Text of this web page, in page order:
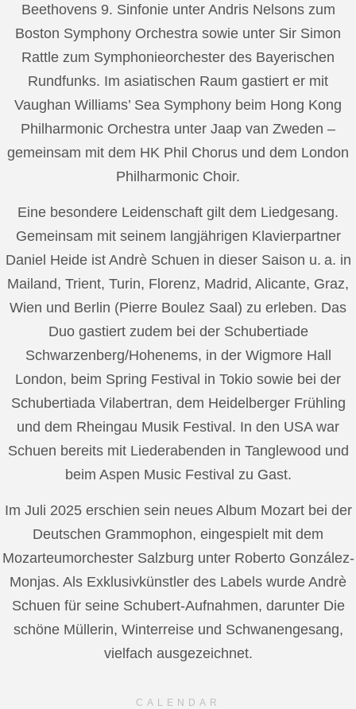
Beethovens 9. Sinfonie unter Andris Nelsons zum
Boston Symphony Orchestra sowie unter Sir Simon
Rattle zum Symphonieorchester des Bayerischen
Rundfunks. Im asiatischen Raum gastiert er mit
Vaughan Williams’ Sea Symphony beim Hong Kong
Philharmonic Orchestra unter Jaap van Zweden –
gemeinsam mit dem HK Phil Chorus und dem London
Philharmonic Choir.
Eine besondere Leidenschaft gilt dem Liedgesang.
Gemeinsam mit seinem langjährigen Klavierpartner
Daniel Heide ist Andrè Schuen in dieser Saison u. a. in
Mailand, Trient, Turin, Florenz, Madrid, Alicante, Graz,
Wien und Berlin (Pierre Boulez Saal) zu erleben. Das
Duo gastiert zudem bei der Schubertiade
Schwarzenberg/Hohenems, in der Wigmore Hall
London, beim Spring Festival in Tokio sowie bei der
Schubertiada Vilabertran, dem Heidelberger Frühling
und dem Rheingau Musik Festival. In den USA war
Schuen bereits mit Liederabenden in Tanglewood und
beim Aspen Music Festival zu Gast.
Im Juli 2025 erschien sein neues Album Mozart bei der
Deutschen Grammophon, eingespielt mit dem
Mozarteumorchester Salzburg unter Roberto González-
Monjas. Als Exklusivkünstler des Labels wurde Andrè
Schuen für seine Schubert-Aufnahmen, darunter Die
schöne Müllerin, Winterreise und Schwanengesang,
vielfach ausgezeichnet.
CALENDAR